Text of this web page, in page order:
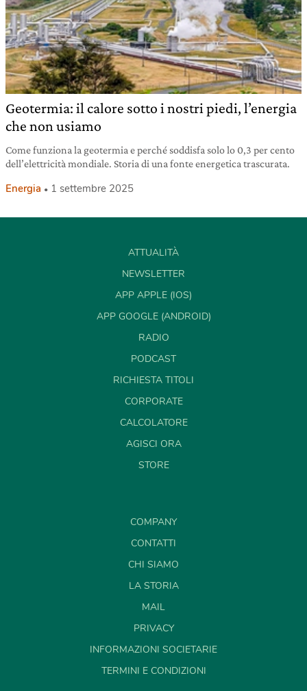
Geotermia: il calore sotto i nostri piedi, l’energia
che non usiamo
Come funziona la geotermia e perché soddisfa solo lo 0,3 per cento
dell’elettricità mondiale. Storia di una fonte energetica trascurata.
Energia 1 settembre 2025
ATTUALITÀ
NEWSLETTER
APP APPLE (IOS)
APP GOOGLE (ANDROID)
RADIO
PODCAST
RICHIESTA TITOLI
CORPORATE
CALCOLATORE
AGISCI ORA
STORE
COMPANY
CONTATTI
CHI SIAMO
LA STORIA
MAIL
PRIVACY
INFORMAZIONI SOCIETARIE
TERMINI E CONDIZIONI